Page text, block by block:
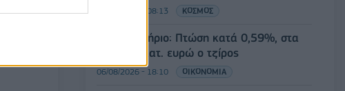
07/08/2026 - 08:13 ΚΟΣΜΟΣ
Χρηματιστήριο: Πτώση κατά 0,59%, στα
320,42 εκατ. ευρώ ο τζίρος
06/08/2026 - 18:10 ΟΙΚΟΝΟΜΙΑ